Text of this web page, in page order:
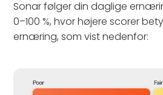
Sonar følger din daglige
0–100 %, hvor højere scorer
ernæring, som vist nedenfor: